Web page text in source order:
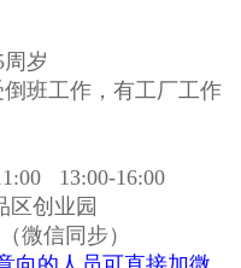
岁
班工作，有工厂工作
13:00-16:00
区创业园
微信同步）